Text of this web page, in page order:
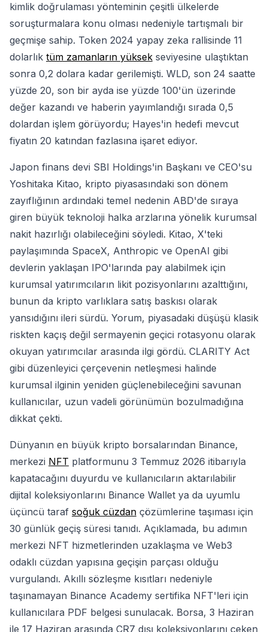
kimlik doğrulaması yönteminin çeşitli ülkelerde
soruşturmalara konu olması nedeniyle tartışmalı bir
geçmişe sahip. Token 2024 yapay zeka rallisinde 11
dolarlık tüm zamanların yüksek seviyesine ulaştıktan
sonra 0,2 dolara kadar gerilemişti. WLD, son 24 saatte
yüzde 20, son bir ayda ise yüzde 100'ün üzerinde
değer kazandı ve haberin yayımlandığı sırada 0,5
dolardan işlem görüyordu; Hayes'in hedefi mevcut
fiyatın 20 katından fazlasına işaret ediyor.
Japon finans devi SBI Holdings'in Başkanı ve CEO'su
Yoshitaka Kitao, kripto piyasasındaki son dönem
zayıflığının ardındaki temel nedenin ABD'de sıraya
giren büyük teknoloji halka arzlarına yönelik kurumsal
nakit hazırlığı olabileceğini söyledi. Kitao, X'teki
paylaşımında SpaceX, Anthropic ve OpenAI gibi
devlerin yaklaşan IPO'larında pay alabilmek için
kurumsal yatırımcıların likit pozisyonlarını azalttığını,
bunun da kripto varlıklara satış baskısı olarak
yansıdığını ileri sürdü. Yorum, piyasadaki düşüşü klasik
riskten kaçış değil sermayenin geçici rotasyonu olarak
okuyan yatırımcılar arasında ilgi gördü. CLARITY Act
gibi düzenleyici çerçevenin netleşmesi halinde
kurumsal ilginin yeniden güçlenebileceğini savunan
kullanıcılar, uzun vadeli görünümün bozulmadığına
dikkat çekti.
Dünyanın en büyük kripto borsalarından Binance,
merkezi NFT platformunu 3 Temmuz 2026 itibarıyla
kapatacağını duyurdu ve kullanıcıların aktarılabilir
dijital koleksiyonlarını Binance Wallet ya da uyumlu
üçüncü taraf soğuk cüzdan çözümlerine taşıması için
30 günlük geçiş süresi tanıdı. Açıklamada, bu adımın
merkezi NFT hizmetlerinden uzaklaşma ve Web3
odaklı cüzdan yapısına geçişin parçası olduğu
vurgulandı. Akıllı sözleşme kısıtları nedeniyle
taşınamayan Binance Academy sertifika NFT'leri için
kullanıcılara PDF belgesi sunulacak. Borsa, 3 Haziran
ile 17 Haziran arasında CR7 dışı koleksiyonlarını çeken